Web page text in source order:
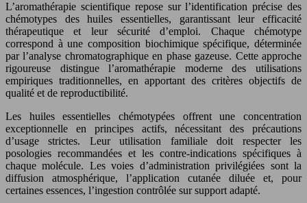
L’aromathérapie scientifique repose sur l’identification précise des
chémotypes des huiles essentielles, garantissant leur efficacité
thérapeutique et leur sécurité d’emploi. Chaque chémotype
correspond à une composition biochimique spécifique, déterminée
par l’analyse chromatographique en phase gazeuse. Cette approche
rigoureuse distingue l’aromathérapie moderne des utilisations
empiriques traditionnelles, en apportant des critères objectifs de
qualité et de reproductibilité.
Les huiles essentielles chémotypées offrent une concentration
exceptionnelle en principes actifs, nécessitant des précautions
d’usage strictes. Leur utilisation familiale doit respecter les
posologies recommandées et les contre-indications spécifiques à
chaque molécule. Les voies d’administration privilégiées sont la
diffusion atmosphérique, l’application cutanée diluée et, pour
certaines essences, l’ingestion contrôlée sur support adapté.